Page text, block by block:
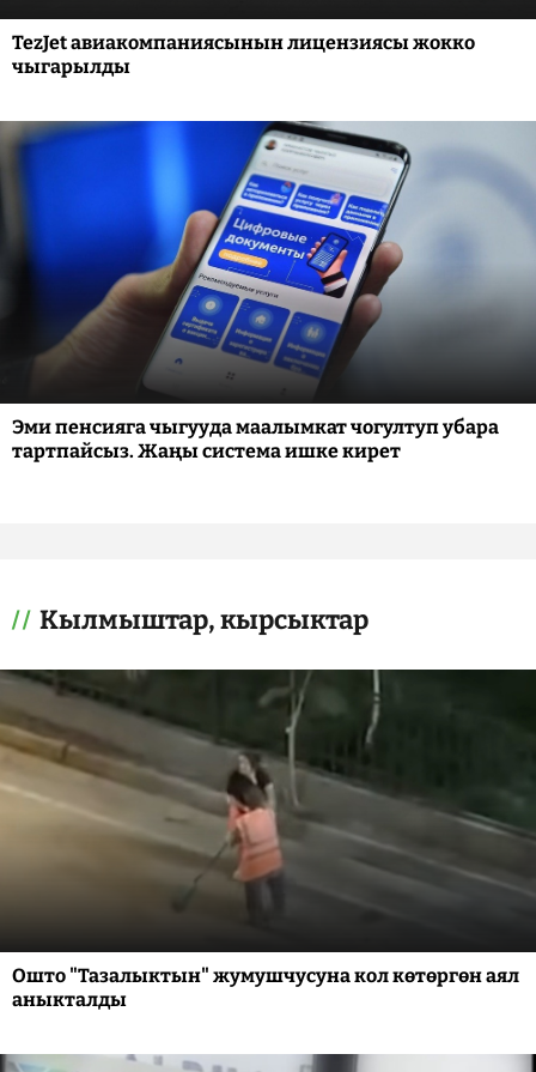
TezJet авиакомпаниясынын лицензиясы жокко
чыгарылды
Эми пенсияга чыгууда маалымкат чогултуп убара
тартпайсыз. Жаңы система ишке кирет
Кылмыштар, кырсыктар
Ошто "Тазалыктын" жумушчусуна кол көтөргөн аял
аныкталды